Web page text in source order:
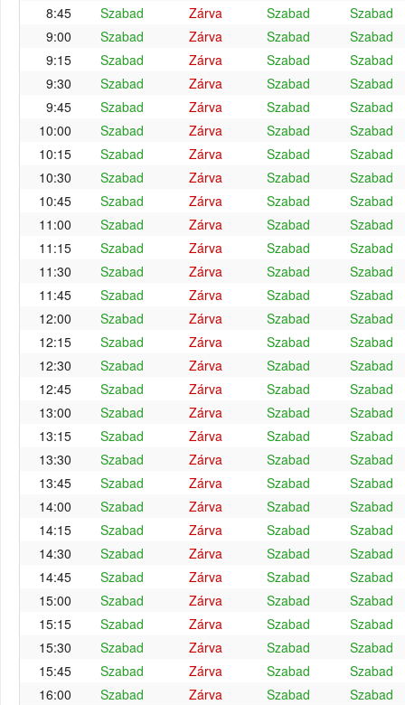
8:45
Szabad Zárva Szabad
Szabad
9:00
Szabad Zárva Szabad
Szabad
9:15
Szabad Zárva Szabad
Szabad
9:30
Szabad Zárva Szabad
Szabad
9:45
Szabad Zárva Szabad
Szabad
10:00
Szabad Zárva Szabad
Szabad
10:15
Szabad Zárva Szabad
Szabad
10:30
Szabad Zárva Szabad
Szabad
10:45
Szabad Zárva Szabad
Szabad
11:00
Szabad Zárva Szabad
Szabad
11:15
Szabad Zárva Szabad
Szabad
11:30
Szabad Zárva Szabad
Szabad
11:45
Szabad Zárva Szabad
Szabad
12:00
Szabad Zárva Szabad
Szabad
12:15
Szabad Zárva Szabad
Szabad
12:30
Szabad Zárva Szabad
Szabad
12:45
Szabad Zárva Szabad
Szabad
13:00
Szabad Zárva Szabad
Szabad
13:15
Szabad Zárva Szabad
Szabad
13:30
Szabad Zárva Szabad
Szabad
13:45
Szabad Zárva Szabad
Szabad
14:00
Szabad Zárva Szabad
Szabad
14:15
Szabad Zárva Szabad
Szabad
14:30
Szabad Zárva Szabad
Szabad
14:45
Szabad Zárva Szabad
Szabad
15:00
Szabad Zárva Szabad
Szabad
15:15
Szabad Zárva Szabad
Szabad
15:30
Szabad Zárva Szabad
Szabad
15:45
Szabad Zárva Szabad
Szabad
16:00
Szabad Zárva Szabad
Szabad